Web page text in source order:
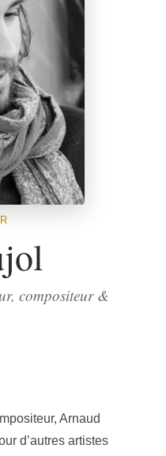
compositeur &
Arnaud
d’autres artistes